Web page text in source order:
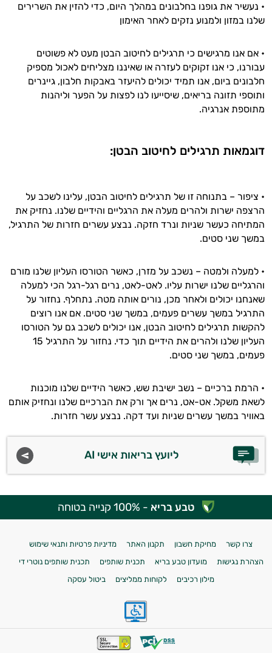
• נעשיר את גופנו בחלבונים במהלך היום, כדי להזין את השרירים
שלנו במזון ולמנוע נזקים לאחר האימון
• אם אנו מרגישים כי תרגילים לחיטוב הבטן מעט לא פשוטים
עבורנו, כי אנו זקוקים לעזרה או שאיננו מצליחים לאכול מספיק
חלבונים ביום, אנו תמיד יכולים להיעזר באבקות חלבון, גיינרים
ותוספי תזונה בריאים, שיסייעו לנו לפצות על הפער וליהנות
מתוספת אנרגיה.
דוגמאות תרגילים לחיטוב הבטן:
• ציפור – בתנוחה זו של תרגילים לחיטוב הבטן, עלינו לשכב על
הרצפה ישרות ולהרים מעלה את הרגליים והידיים שלנו. נחזיק את
המתיחה כעשר שניות ונרד חזקה. נבצע עשרים חזרות של התרגיל,
במשך שני סטים.
• למעלה ולמטה – נשכב על מזרן, כאשר הטורסו העליון שלנו מורם
והרגליים שלנו ישרות עליו. לאט-לאט, נרים רגל-רגל הכי למעלה
שאנחנו יכולים ולאחר מכן, נורים אותה מטה. נתחלף. נחזור על
התרגיל במשך עשרים פעמים, במשך שני סטים. אם אנו רוצים
להקשות תרגילים לחיטוב הבטן, אנו יכולים לשכב גם על הטורסו
העליון שלנו ולהרים את הידיים תוך כדי. נחזור על התרגיל 15
פעמים, במשך שני סטים.
• הרמת ברכיים – נשב ישיבת שש, כאשר הידיים שלנו מוכנות
לשאת משקל. אט-אט, נרים אך ורק את הברכיים שלנו ונחזיק אותם
באוויר במשך עשרים שניות ועד דקה. נבצע עשר חזרות.
ליועץ בריאות אישי AI
טבע בריא - 100% קנייה בטוחה
צרו קשר מחיקת חשבון תקנון האתר
מדיניות פרטיות ותנאי שימוש
הצהרת נגישות
מועדון טבע בריא תכנית שותפים
תכנית שותפים נוטרי די
מילון רכיבים
לקוחות ממליצים ביטול עסקה
אני כאן כדי לעזור לך להתאים את תוספי
התזונה ומוצרי הבריאות המדויקים למטרות
עובדים יחד כדי למקסם תוצאות גם בחיי היום
יום וגם בתחום הכושר והספורט.
המטרה שלי היא להתאים עבורך המלצות
אישיות מבוססות מדעית.